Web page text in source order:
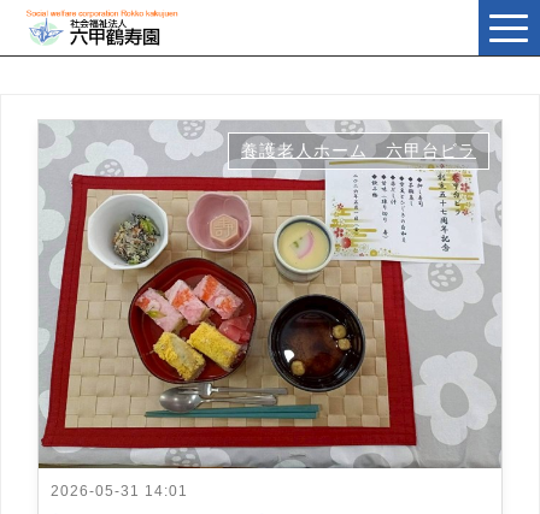
t
o
g
2026-05-31 14:01
養護老人ホーム 六甲台ビラ